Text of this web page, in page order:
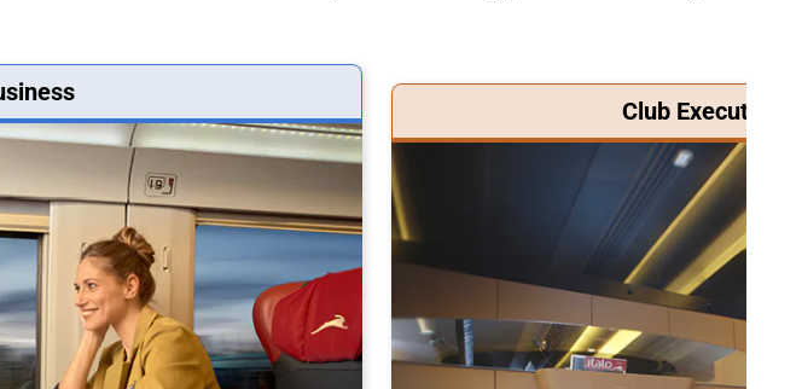
Club Executive